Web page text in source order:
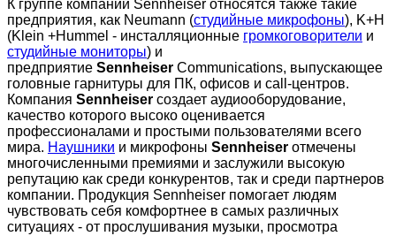
К группе компаний Sennheiser относятся также такие
предприятия, как Neumann (студийные микрофоны), K+H
(Klein +Hummel - инсталляционные громкоговорители и
студийные мониторы) и
предприятие Sennheiser Communications, выпускающее
головные гарнитуры для ПК, офисов и call-центров.
Компания Sennheiser создает аудиооборудование,
качество которого высоко оценивается
профессионалами и простыми пользователями всего
мира. Наушники и микрофоны Sennheiser отмечены
многочисленными премиями и заслужили высокую
репутацию как среди конкурентов, так и среди партнеров
компании. Продукция Sennheiser помогает людям
чувствовать себя комфортнее в самых различных
ситуациях - от прослушивания музыки, просмотра